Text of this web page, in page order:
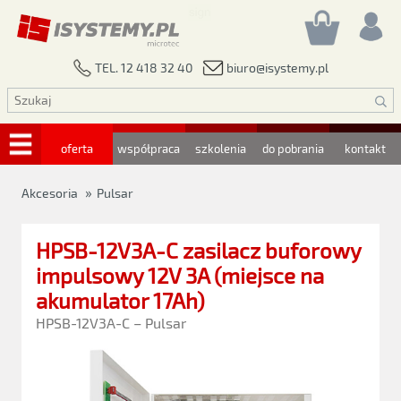
TEL. 12 418 32 40 biuro@isystemy.pl
oferta współpraca szkolenia do pobrania kontakt
Akcesoria » Pulsar
HPSB-12V3A-C zasilacz buforowy
impulsowy 12V 3A (miejsce na
akumulator 17Ah)
HPSB-12V3A-C – Pulsar